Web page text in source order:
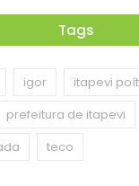
Tags
igor
itapevi
prefeitura de itapevi
teco